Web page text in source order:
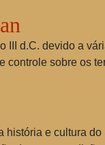
III d.C. devido a
controle sobre os
e cultura